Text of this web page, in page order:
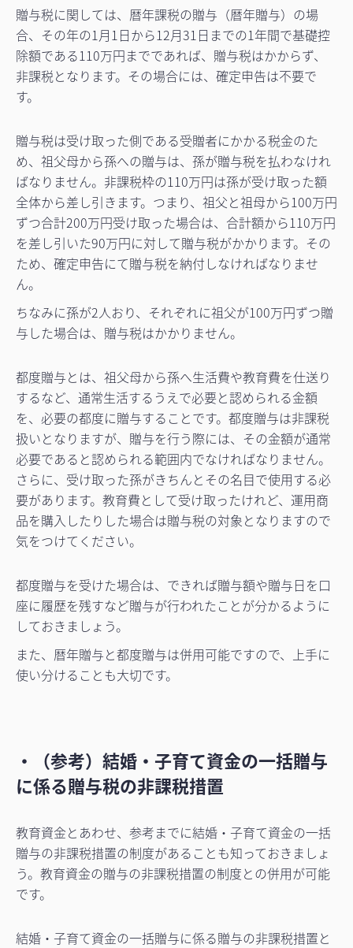
贈与税に関しては、暦年課税の贈与（暦年贈与）の場
合、その年の1月1日から12月31日までの1年間で基礎控
除額である110万円までであれば、贈与税はかからず、
非課税となります。その場合には、確定申告は不要で
す。
贈与税は受け取った側である受贈者にかかる税金のた
め、祖父母から孫への贈与は、孫が贈与税を払わなけれ
ばなりません。非課税枠の110万円は孫が受け取った額
全体から差し引きます。つまり、祖父と祖母から100万円
ずつ合計200万円受け取った場合は、合計額から110万円
を差し引いた90万円に対して贈与税がかかります。その
ため、確定申告にて贈与税を納付しなければなりませ
ん。
ちなみに孫が2人おり、それぞれに祖父が100万円ずつ贈
与した場合は、贈与税はかかりません。
都度贈与とは、祖父母から孫へ生活費や教育費を仕送り
するなど、通常生活するうえで必要と認められる金額
を、必要の都度に贈与することです。都度贈与は非課税
扱いとなりますが、贈与を行う際には、その金額が通常
必要であると認められる範囲内でなければなりません。
さらに、受け取った孫がきちんとその名目で使用する必
要があります。教育費として受け取ったけれど、運用商
品を購入したりした場合は贈与税の対象となりますので
気をつけてください。
都度贈与を受けた場合は、できれば贈与額や贈与日を口
座に履歴を残すなど贈与が行われたことが分かるように
しておきましょう。
また、暦年贈与と都度贈与は併用可能ですので、上手に
使い分けることも大切です。
・（参考）結婚・子育て資金の一括贈与
に係る贈与税の非課税措置
教育資金とあわせ、参考までに結婚・子育て資金の一括
贈与の非課税措置の制度があることも知っておきましょ
う。教育資金の贈与の非課税措置の制度との併用が可能
です。
結婚・子育て資金の一括贈与に係る贈与の非課税措置と